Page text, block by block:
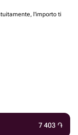
l'importo ti
7 403 ֏